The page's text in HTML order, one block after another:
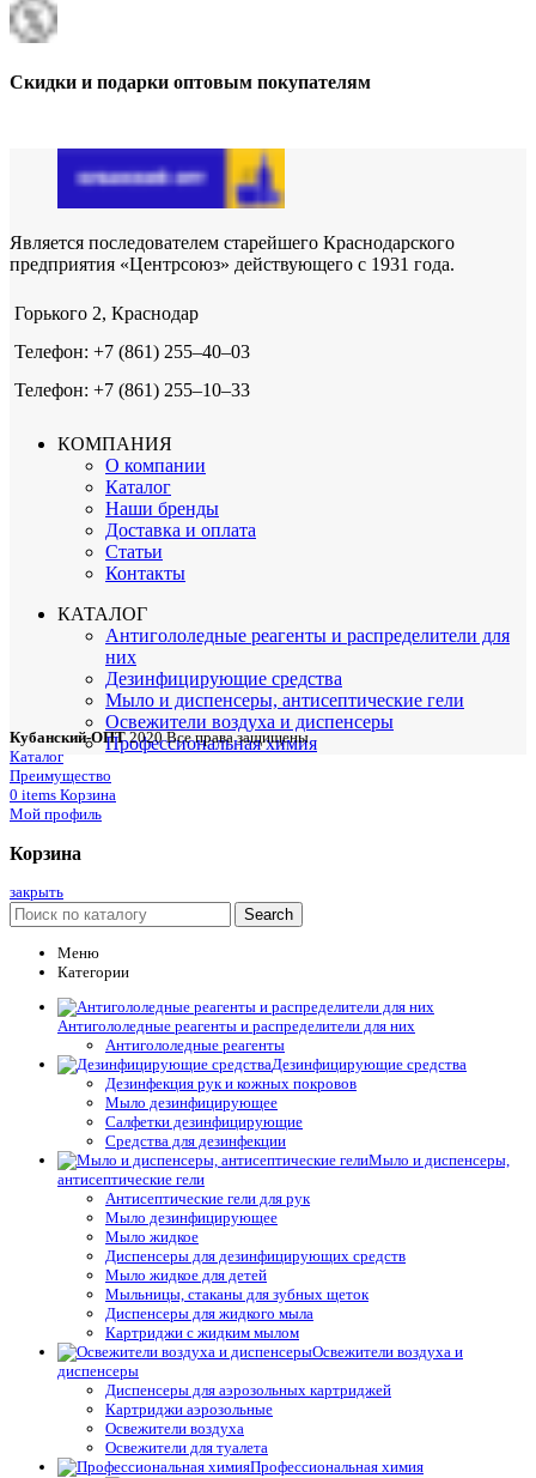
Скидки и подарки оптовым покупателям
Является последователем старейшего Краснодарского
предприятия «Центрсоюз» действующего с 1931 года.
Горького 2, Краснодар
Телефон: +7 (861) 255‒40‒03
Телефон: +7 (861) 255‒10‒33
КОМПАНИЯ
О компании
Каталог
Наши бренды
Доставка и оплата
Статьи
Контакты
КАТАЛОГ
Антигололедные реагенты и распределители для
них
Дезинфицирующие средства
Мыло и диспенсеры, антисептические гели
Освежители воздуха и диспенсеры
Профессиональная химия
Кубанский-ОПТ 2020 Все права защищены
Каталог
Преимущество
0 items Корзина
Мой профиль
Корзина
закрыть
Search
Меню
Категории
Антигололедные реагенты и распределители для них
Антигололедные реагенты
Дезинфицирующие средства
Дезинфекция рук и кожных покровов
Мыло дезинфицирующее
Салфетки дезинфицирующие
Средства для дезинфекции
Мыло и диспенсеры,
антисептические гели
Антисептические гели для рук
Мыло дезинфицирующее
Мыло жидкое
Диспенсеры для дезинфицирующих средств
Мыло жидкое для детей
Мыльницы, стаканы для зубных щеток
Диспенсеры для жидкого мыла
Картриджи с жидким мылом
Освежители воздуха и
диспенсеры
Диспенсеры для аэрозольных картриджей
Картриджи аэрозольные
Освежители воздуха
Освежители для туалета
Профессиональная химия